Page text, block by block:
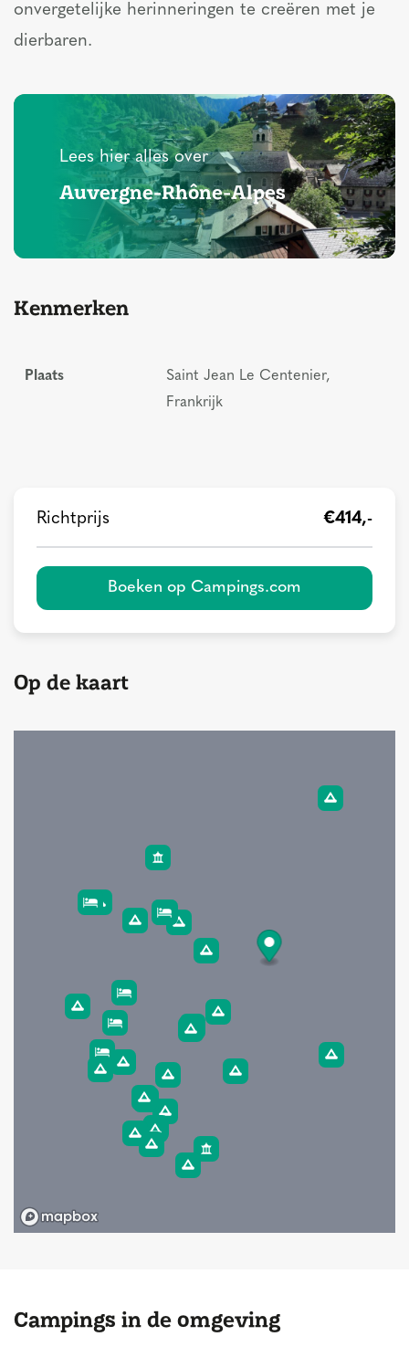
onvergetelijke herinneringen te creëren met je
dierbaren.
Lees hier alles over
Auvergne-Rhône-Alpes
Kenmerken
Plaats
Saint Jean Le Centenier,
Frankrijk
Richtprijs €414,-
Boeken op Campings.com
Op de kaart
Campings in de omgeving